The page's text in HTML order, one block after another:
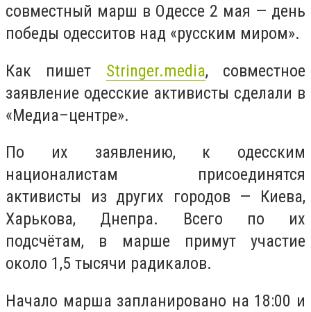
совместный марш в Одессе 2 мая — день
победы одесситов над «русским миром».
Как пишет Stringer.media, совместное
заявление одесские активисты сделали в
«Медиа–центре».
По их заявлению, к одесским
националистам присоединятся
активисты из других городов — Киева,
Харькова, Днепра. Всего по их
подсчётам, в марше примут участие
около 1,5 тысячи радикалов.
Начало марша запланировано на 18:00 и